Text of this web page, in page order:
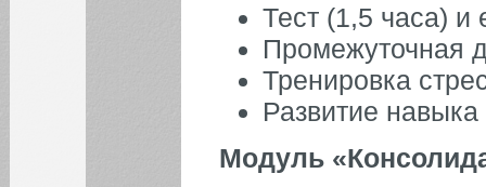
Тест (1,5 часа) и
Промежуточная
Тренировка
Развитие
Модуль